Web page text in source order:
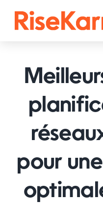
TikTok
YouTube
Twitter (𝕏)
Autres
Panier
pour